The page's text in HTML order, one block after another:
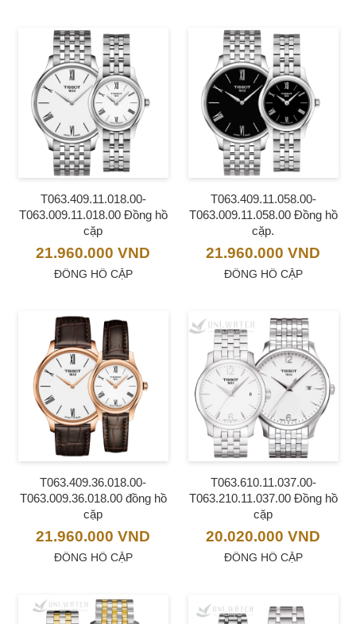
T063.409.11.018.00-
T063.009.11.018.00 Đồng hồ
cặp
21.960.000 VND
ĐỒNG HỒ CẶP
T063.409.11.058.00-
T063.009.11.058.00 Đồng hồ
cặp.
21.960.000 VND
ĐỒNG HỒ CẶP
T063.409.36.018.00-
T063.009.36.018.00 đồng hồ
cặp
21.960.000 VND
ĐỒNG HỒ CẶP
T063.610.11.037.00-
T063.210.11.037.00 Đồng hồ
cặp
20.020.000 VND
ĐỒNG HỒ CẶP